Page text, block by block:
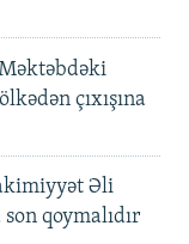
çıxışına
Əli
qoymalıdır